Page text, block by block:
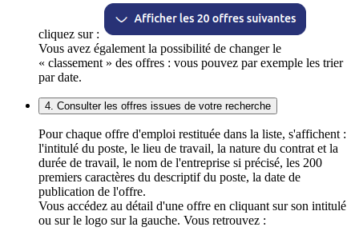
cliquez sur :
Vous avez également la possibilité de changer le
« classement » des offres : vous pouvez par exemple les trier
par date.
4. Consulter les offres issues de votre recherche
Pour chaque offre d'emploi restituée dans la liste, s'affichent :
l'intitulé du poste, le lieu de travail, la nature du contrat et la
durée de travail, le nom de l'entreprise si précisé, les 200
premiers caractères du descriptif du poste, la date de
publication de l'offre.
Vous accédez au détail d'une offre en cliquant sur son intitulé
ou sur le logo sur la gauche. Vous retrouvez :